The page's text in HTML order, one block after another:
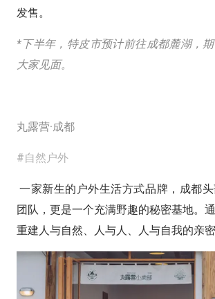
发售。
*下半年，特皮市预计前往成都麓湖，
大家见面。
丸露营·成都
#自然户外
一家新生的户外生活方式品牌，成都
团队，更是一个充满野趣的秘密基地。
重建人与自然、人与人、人与自我的亲密